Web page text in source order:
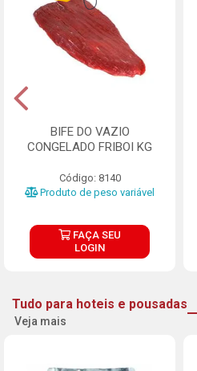
BIFE DO VAZIO
CONGELADO FRIBOI KG
Código: 8140
Produto de peso variável
FAÇA SEU
LOGIN
Tudo para hoteis e pousadas
Veja mais